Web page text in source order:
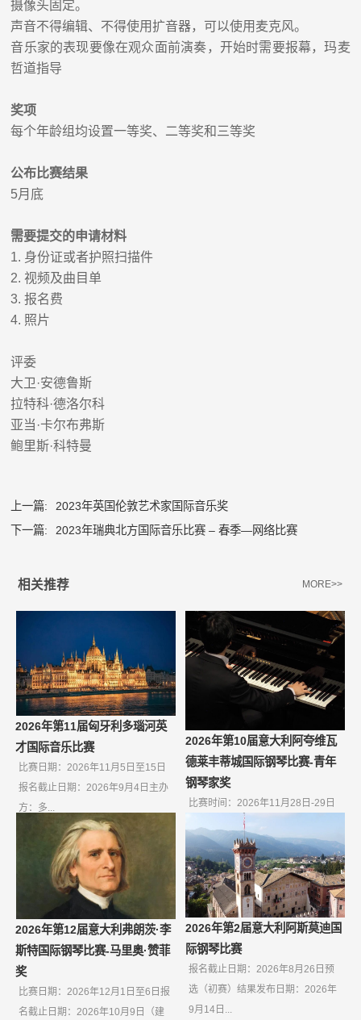
摄像头固定。
声音不得编辑、不得使用扩音器，可以使用麦克风。
音乐家的表现要像在观众面前演奏，开始时需要报幕，玛麦
哲道指导
奖项
每个年龄组均设置一等奖、二等奖和三等奖
公布比赛结果
5月底
需要提交的申请材料
1. 身份证或者护照扫描件
2. 视频及曲目单
3.报名费
4. 照片
评委
大卫 ·安德鲁斯
拉特科·德洛尔科
亚当 ·卡尔布弗斯
鲍里斯·科特曼
上一篇:
2023年英国伦敦艺术家国际音乐奖
下一篇:
2023年瑞典北方国际音乐比赛 – 春季—网络比赛
相关推荐 MORE>>
2026年第11届匈牙利多瑙河英
才国际音乐比赛
比赛日期：2026年11月5日至15日
报名截止日期：2026年9月4日主办
方：多...
2026年第10届意大利阿夸维瓦
德莱丰蒂城国际钢琴比赛-青年
钢琴家奖
比赛时间：2026年11月28日-29日
报名截止日期：2026年10月9日如
果无...
2026年第12届意大利弗朗茨·李
斯特国际钢琴比赛-马里奥·赞菲
奖
比赛日期：2026年12月1日至6日报
名截止日期：2026年10月9日（建
2026年第2届意大利阿斯莫迪国
际钢琴比赛
报名截止日期：2026年8月26日预
选（初赛）结果发布日期：2026年
9月14日...